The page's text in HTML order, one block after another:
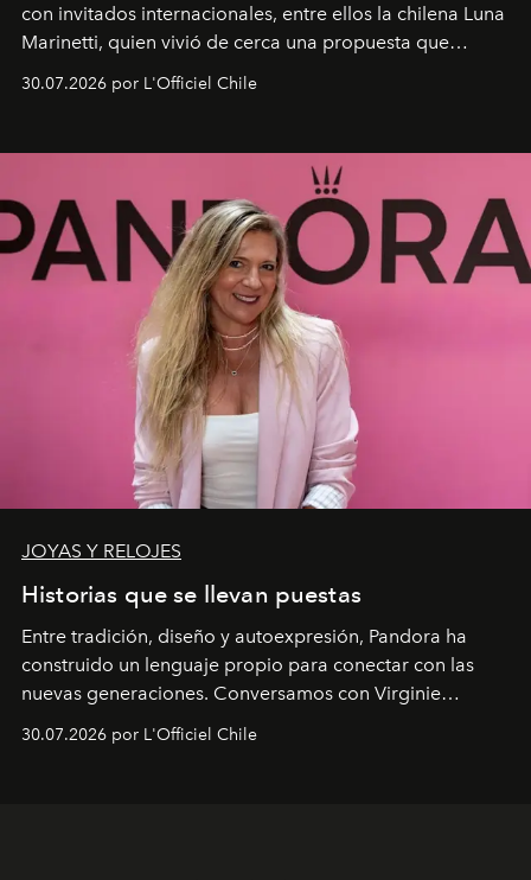
con invitados internacionales, entre ellos la chilena Luna
Marinetti, quien vivió de cerca una propuesta que
30.07.2026 por L'Officiel Chile
JOYAS Y RELOJES
Historias que se llevan puestas
Entre tradición, diseño y autoexpresión, Pandora ha
construido un lenguaje propio para conectar con las
nuevas generaciones. Conversamos con Virginie
Latinoamérica, sobre identidad, cultura y el valor
30.07.2026 por L'Officiel Chile